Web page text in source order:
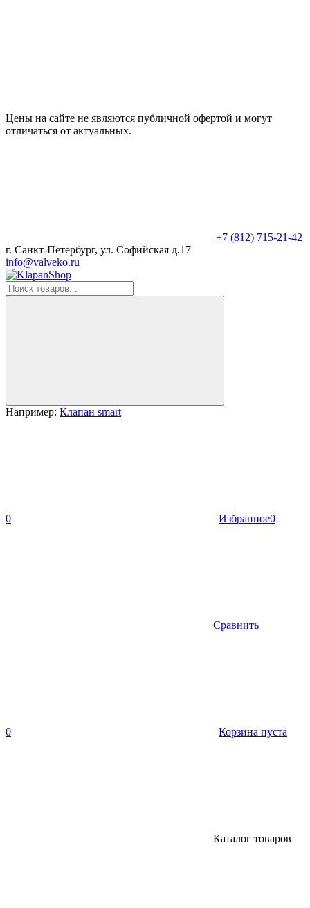
Цены на сайте не являются публичной офертой и могут
отличаться от актуальных.
+7 (812) 715-21-42
г. Санкт-Петербург, ул. Софийская д.17
info@valveko.ru
Например: Клапан smart
0 Избранное0
Сравнить
0 Корзина пуста
Каталог товаров